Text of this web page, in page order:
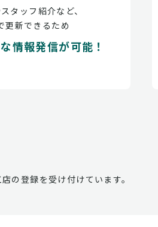
タッフ紹介など、
更新できるため
情報発信が可能！
の登録を受け付けています。